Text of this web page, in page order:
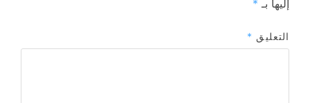
إليها بـ *
التعليق *